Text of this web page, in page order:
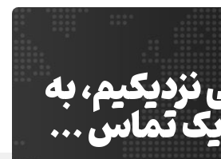
نزدیکیم، به
یک تماس …